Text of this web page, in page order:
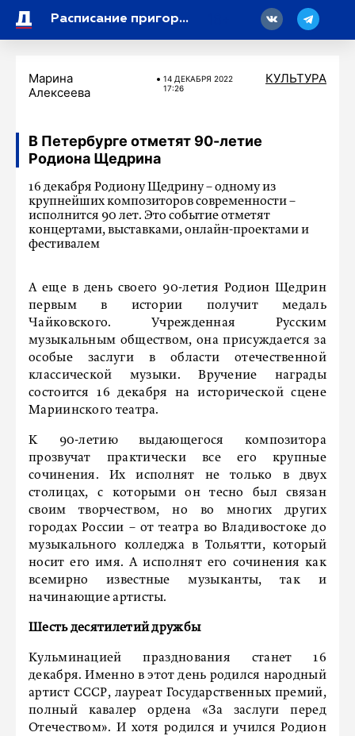
Расписание пригородных поездов изменилось из-за строительства ВСМ Москва – Петербург
Марина
Алексеева
14 ДЕКАБРЯ 2022
17:26
КУЛЬТУРА
В Петербурге отметят 90-летие
Родиона Щедрина
16 декабря Родиону Щедрину – одному из
крупнейших композиторов современности –
исполнится 90 лет. Это событие отметят
концертами, выставками, онлайн-проектами и
фестивалем
А еще в день своего 90-летия Родион Щедрин
первым в истории получит медаль
Чайковского. Учрежденная Русским
музыкальным обществом, она присуждается за
особые заслуги в области отечественной
классической музыки. Вручение награды
состоится 16 декабря на исторической сцене
Мариинского театра.
К 90-летию выдающегося композитора
прозвучат практически все его крупные
сочинения. Их исполнят не только в двух
столицах, с которыми он тесно был связан
своим творчеством, но во многих других
городах России – от театра во Владивостоке до
музыкального колледжа в Тольятти, который
носит его имя. А исполнят его сочинения как
всемирно известные музыканты, так и
начинающие артисты.
Шесть десятилетий дружбы
Кульминацией празднования станет 16
декабря. Именно в этот день родился народный
артист СССР, лауреат Государственных премий,
полный кавалер ордена «За заслуги перед
Отечеством». И хотя родился и учился Родион